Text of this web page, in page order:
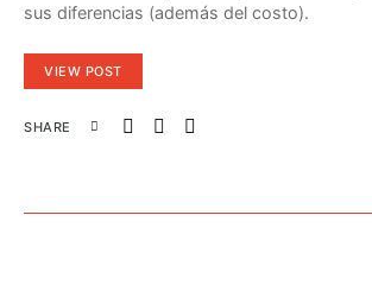
sus diferencias (además del costo).
VIEW POST
SHARE